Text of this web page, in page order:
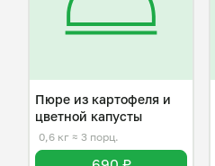
Пюре из картофеля и
цветной капусты
0,6 кг ≈ 3 порц.